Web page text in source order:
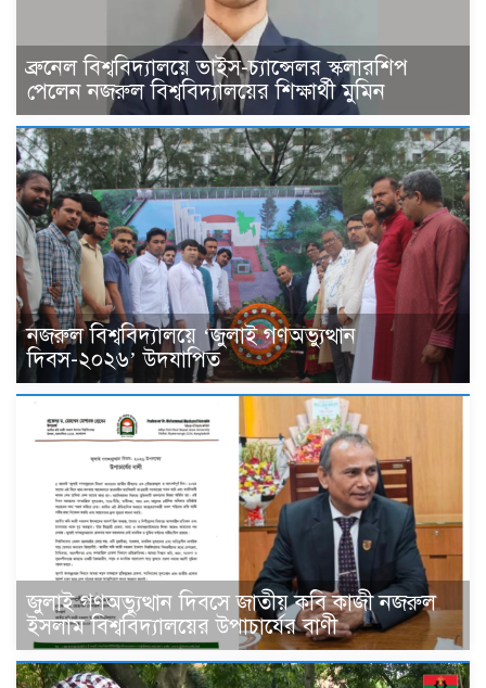
ব্রুনেল বিশ্ববিদ্যালয়ে ভাইস-চ্যান্সেলর স্কলারশিপ
পেলেন নজরুল বিশ্ববিদ্যালয়ের শিক্ষার্থী মুমিন
নজরুল বিশ্ববিদ্যালয়ে ‘জুলাই গণঅভ্যুত্থান
দিবস-২০২৬’ উদযাপিত
জুলাই গণঅভ্যুত্থান দিবসে জাতীয় কবি কাজী নজরুল
ইসলাম বিশ্ববিদ্যালয়ের উপাচার্যের বাণী